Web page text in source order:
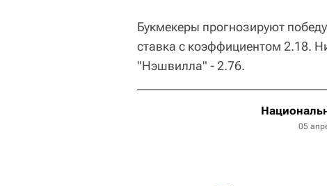
Букмекеры прогнозируют
ставка с коэффициентом 2.18.
"Нэшвилла" - 2.76.
05